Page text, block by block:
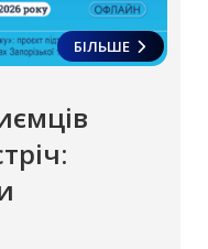
БІЛЬШЕ